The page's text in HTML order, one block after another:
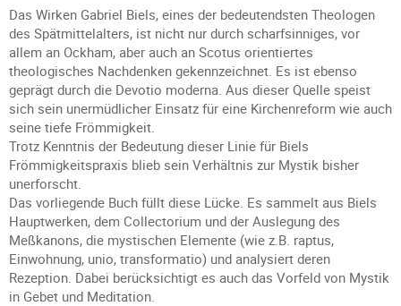
Das Wirken Gabriel Biels, eines der bedeutendsten Theologen
des Spätmittelalters, ist nicht nur durch scharfsinniges, vor
allem an Ockham, aber auch an Scotus orientiertes
theologisches Nachdenken gekennzeichnet. Es ist ebenso
geprägt durch die Devotio moderna. Aus dieser Quelle speist
sich sein unermüdlicher Einsatz für eine Kirchenreform wie auch
seine tiefe Frömmigkeit.
Trotz Kenntnis der Bedeutung dieser Linie für Biels
Frömmigkeitspraxis blieb sein Verhältnis zur Mystik bisher
unerforscht.
Das vorliegende Buch füllt diese Lücke. Es sammelt aus Biels
Hauptwerken, dem Collectorium und der Auslegung des
Meßkanons, die mystischen Elemente (wie z.B. raptus,
Einwohnung, unio, transformatio) und analysiert deren
Rezeption. Dabei berücksichtigt es auch das Vorfeld von Mystik
in Gebet und Meditation.